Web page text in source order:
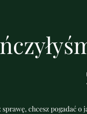
sprawę, chcesz pogadać